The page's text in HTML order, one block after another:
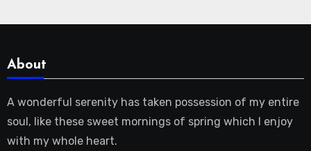
About
A wonderful serenity has taken possession of my entire
soul, like these sweet mornings of spring which I enjoy
with my whole heart.